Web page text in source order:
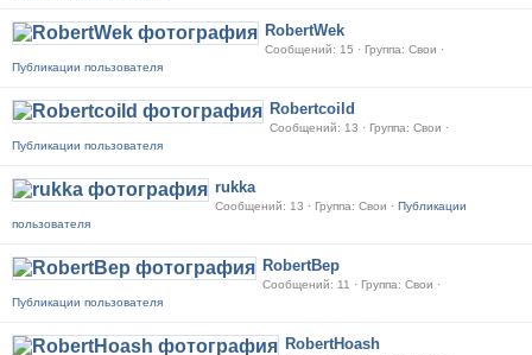
RobertWek
Сообщений: 15 · Группа: Свои ·
Публикации пользователя
Robertcoild
Сообщений: 13 · Группа: Свои ·
Публикации пользователя
rukka
Сообщений: 13 · Группа: Свои · Публикации
пользователя
RobertBep
Сообщений: 11 · Группа: Свои ·
Публикации пользователя
RobertHoash